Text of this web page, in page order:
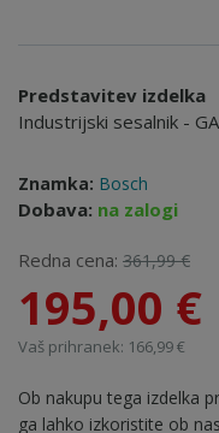
Predstavitev izdelka
Industrijski sesalnik -
Znamka: Bosch
Dobava: na zalogi
Redna cena: 361,99 €
195,00 €
Vaš prihranek: 166,99 €
Ob nakupu tega izdelka
ga lahko izkoristite ob